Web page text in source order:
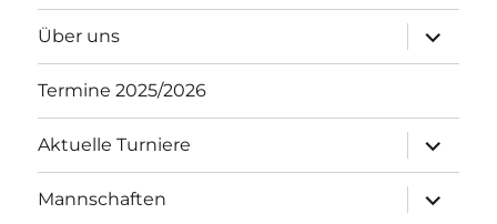
Über uns
öffnen
Termine 2025/2026
Aktuelle Turniere
öffnen
Mannschaften
öffnen